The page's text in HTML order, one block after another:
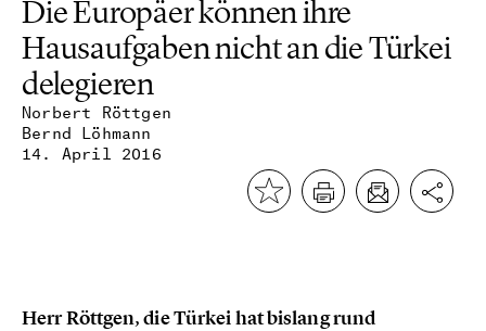
Norbert Röttgen
Bernd Löhmann
14. April 2016
Die Europäer können ihre
Hausaufgaben nicht an die Türkei
delegieren
Herr Röttgen, die Türkei hat bislang rund